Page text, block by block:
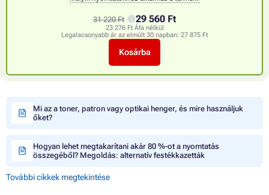
31 220 Ft 29 560 Ft
23 276 Ft Áfa nélkül
Legalacsonyabb ár az elmúlt 30 napban: 27 875 Ft
Kosárba
Mi az a toner, patron vagy optikai henger, és mire használjuk
őket?
Hogyan lehet megtakarítani akár 80 %-ot a nyomtatás
összegéből? Megoldás: alternatív festékkazetták
További cikkek megtekintése